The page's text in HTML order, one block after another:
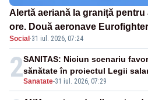
Alertă aeriană la graniță pentru
ore. Două aeronave
ridicate de la sol
Social ·31 iul. 2026, 07:24
2Sanatate-31 iul. 2026, 07:29
SANITAS: Niciun scenariu
sănătate în proiectul Legii